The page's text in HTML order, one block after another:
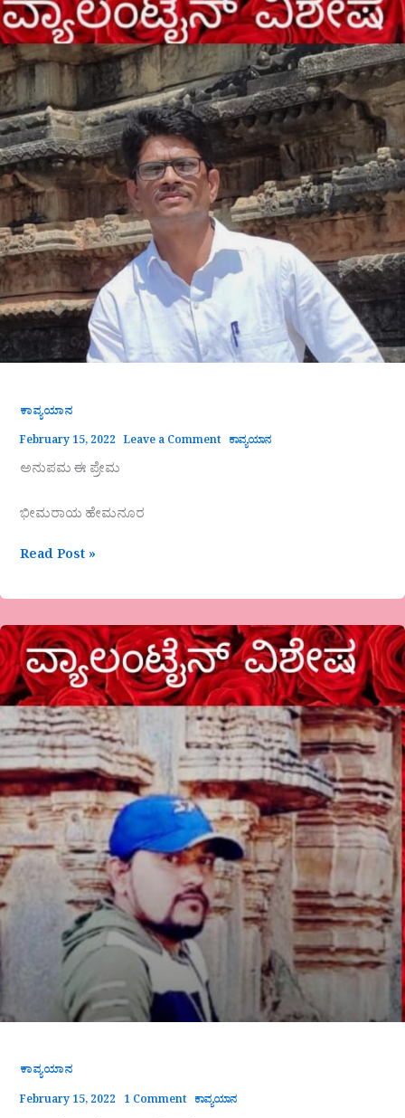
ಕಾವ್ಯಯಾನ
February 15, 2022 Leave a Comment ಕಾವ್ಯಯಾನ
ಅನುಪಮ ಈ ಪ್ರೇಮ
ಭೀಮರಾಯ ಹೇಮನೂರ
Read Post »
ಕಾವ್ಯಯಾನ
February 15, 2022 1 Comment ಕಾವ್ಯಯಾನ